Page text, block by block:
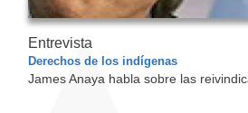
Entrevista
Derechos de los indígenas
James Anaya habla sobre las